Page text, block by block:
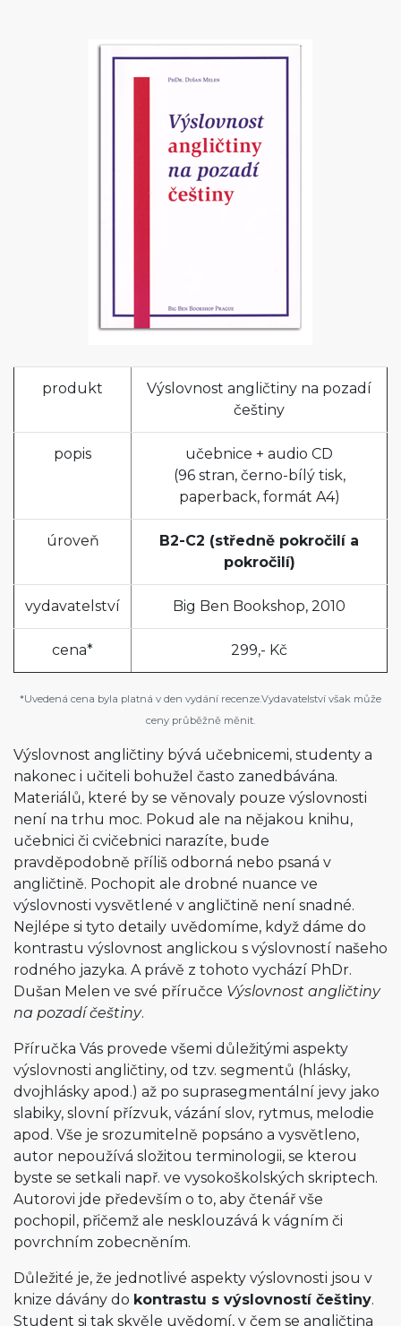
produkt
Výslovnost angličtiny na pozadí
češtiny
popis
učebnice + audio CD
(96 stran, černo-bílý tisk,
paperback, formát A4)
úroveň
B2-C2 (středně pokročilí a
pokročilí)
vydavatelství Big Ben Bookshop, 2010
cena* 299,- Kč
*Uvedená cena byla platná v den vydání recenze.Vydavatelství však může
ceny průběžně měnit.
Výslovnost angličtiny bývá učebnicemi, studenty a
nakonec i učiteli bohužel často zanedbávána.
Materiálů, které by se věnovaly pouze výslovnosti
není na trhu moc. Pokud ale na nějakou knihu,
učebnici či cvičebnici narazíte, bude
pravděpodobně příliš odborná nebo psaná v
angličtině. Pochopit ale drobné nuance ve
výslovnosti vysvětlené v angličtině není snadné.
Nejlépe si tyto detaily uvědomíme, když dáme do
kontrastu výslovnost anglickou s výslovností našeho
rodného jazyka. A právě z tohoto vychází PhDr.
Dušan Melen ve své příručce Výslovnost angličtiny
na pozadí češtiny.
Příručka Vás provede všemi důležitými aspekty
výslovnosti angličtiny, od tzv. segmentů (hlásky,
dvojhlásky apod.) až po suprasegmentální jevy jako
slabiky, slovní přízvuk, vázání slov, rytmus, melodie
apod. Vše je srozumitelně popsáno a vysvětleno,
autor nepoužívá složitou terminologii, se kterou
byste se setkali např. ve vysokoškolských skriptech.
Autorovi jde především o to, aby čtenář vše
pochopil, přičemž ale nesklouzává k vágním či
povrchním zobecněním.
Důležité je, že jednotlivé aspekty výslovnosti jsou v
knize dávány do kontrastu s výslovností češtiny.
Student si tak skvěle uvědomí, v čem se angličtina